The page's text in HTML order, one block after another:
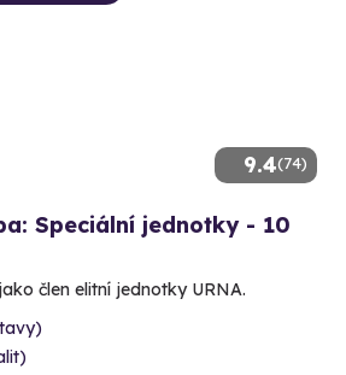
9.4(74)
Speciální jednotky - 10
člen elitní jednotky URNA.